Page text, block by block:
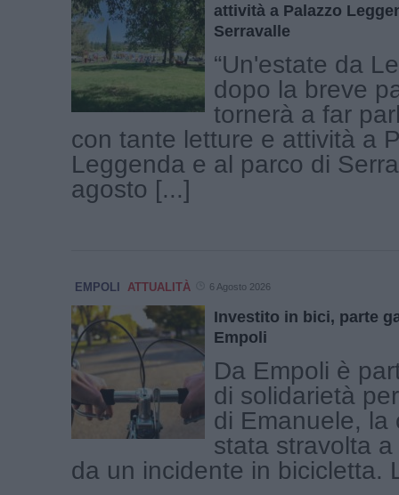
attività a Palazzo
Serravalle
“Un'estate da
dopo la breve
tornerà a far
con tante letture e attività a
Leggenda e al parco di
agosto [...]
EMPOLI ATTUALITÀ 6 Agosto 2026
Investito in bici, parte
Empoli
Da Empoli è
di solidarietà
di Emanuele, la
stata stravolta
da un incidente in bicicletta.